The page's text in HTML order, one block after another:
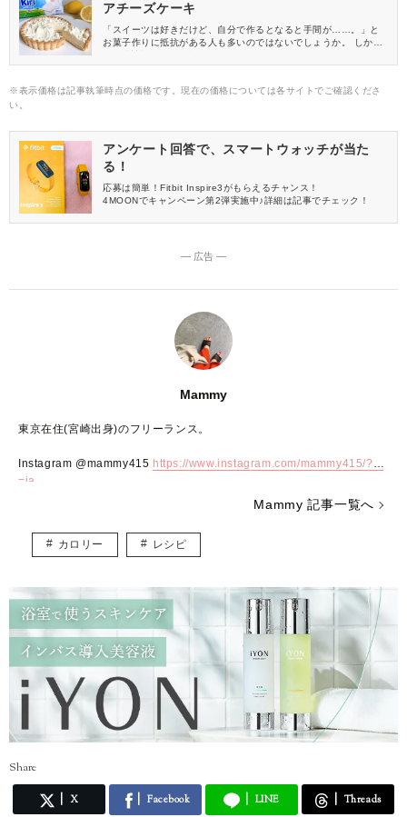
アチーズケーキ
「スイーツは好きだけど、自分で作るとなると手間が……。」と
お菓子作りに抵抗がある人も多いのではないでしょうか。 しか
んか？ 今回は、『Kiri(キリ)クリームチーズ』を使った、材料3つ
ください。
※表示価格は記事執筆時点の価格です。現在の価格については各サイトでご確認くださ
い。
アンケート回答で、スマートウォッチが当た
る！
応募は簡単！Fitbit Inspire3がもらえるチャンス！
4MOONでキャンペーン第2弾実施中♪詳細は記事でチェック！
― 広告 ―
Mammy
東京在住(宮崎出身)のフリーランス。
Instagram @mammy415 https://www.instagram.com/mammy415/?hl
=ja
Mammy 記事一覧へ
カロリー レシピ
Share
X Facebook LINE Threads